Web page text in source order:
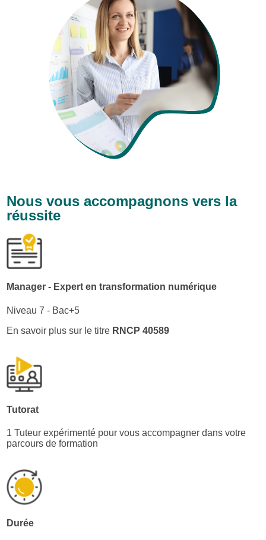
Nous vous accompagnons vers la
réussite
Manager - Expert en transformation numérique
Niveau 7 - Bac+5
En savoir plus sur le titre RNCP 40589
Tutorat
1 Tuteur expérimenté pour vous accompagner dans votre
parcours de formation
Durée